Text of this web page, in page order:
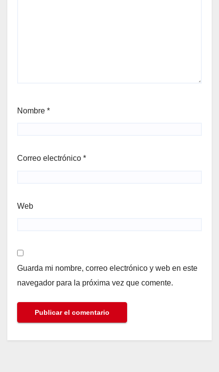
Nombre *
Correo electrónico *
Web
Guarda mi nombre, correo electrónico y web en este
navegador para la próxima vez que comente.